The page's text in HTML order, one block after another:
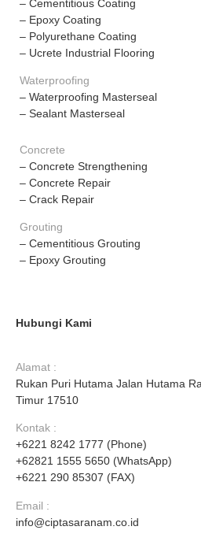
– Cementitious Coating
– Epoxy Coating
– Polyurethane Coating
– Ucrete Industrial Flooring
Waterproofing
– Waterproofing Masterseal
– Sealant Masterseal
Concrete
– Concrete Strengthening
– Concrete Repair
– Crack Repair
Grouting
– Cementitious Grouting
– Epoxy Grouting
Hubungi Kami
Alamat :
Rukan Puri Hutama Jalan Hutama
Timur 17510
Kontak :
+6221 8242 1777 (Phone)
+62821 1555 5650 (WhatsApp)
+6221 290 85307 (FAX)
Email :
info@ciptasaranam.co.id